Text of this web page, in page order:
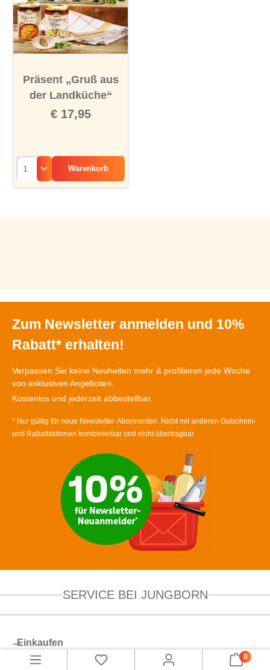
Präsent „Gruß aus
der Landküche“
€ 17,95
Warenkorb
Zum Newsletter anmelden und 10%
Rabatt* erhalten!
Verpassen Sie keine Neuheiten mehr & profitieren jede Woche
von exklusiven Angeboten.
Kostenlos und jederzeit abbestellbar.
* Nur gültig für neue Newsletter-Abonnenten. Nicht mit anderen Gutschein-
und Rabattaktionen kombinierbar und nicht übertragbar.
SERVICE BEI JUNGBORN
Einkaufen
0